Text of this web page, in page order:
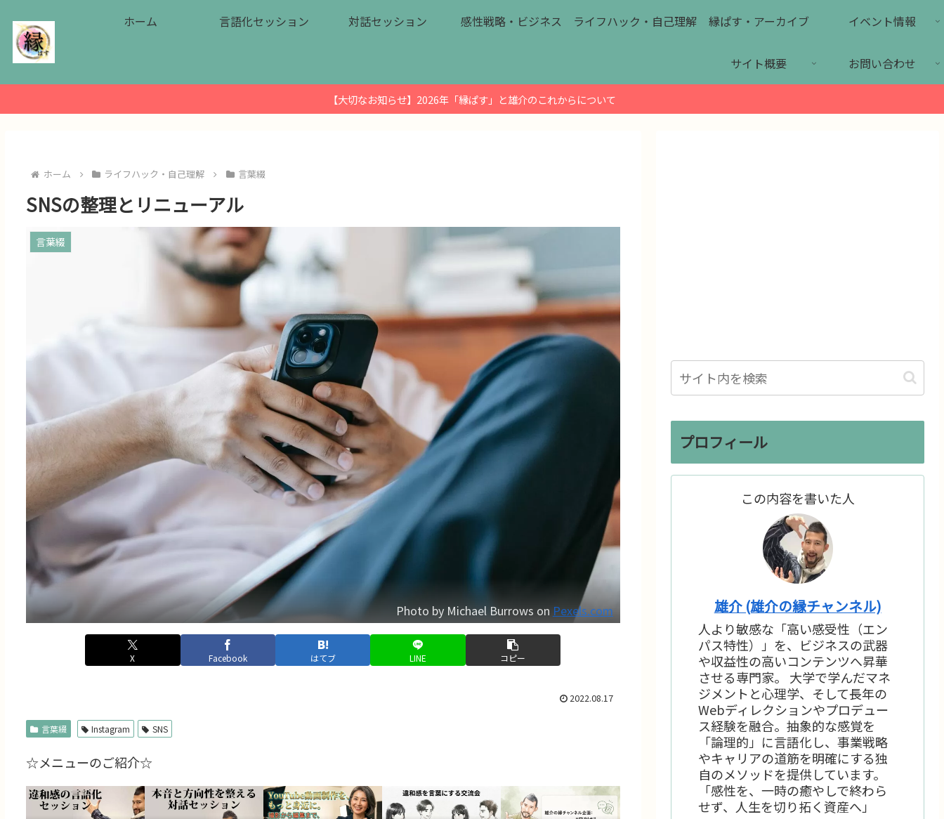
ホーム 言語化セッション 対話セッション 感性戦略・ビジネス ライフハック・自己理解 縁ぱす・アーカイブ イベント情報
サイト概要 お問い合わせ
【大切なお知らせ】2026年「縁ぱす」と雄介のこれからについて
ホーム ライフハック・自己理解 言葉綴
SNSの整理とリニューアル
言葉綴
Photo by Michael Burrows on Pexels.com
X Facebook はてブ LINE コピー
2022.08.17
言葉綴 Instagram SNS
☆メニューのご紹介☆
プロフィール
この内容を書いた人
雄介 (雄介の縁チャンネル)
人より敏感な「高い感受性（エン
パス特性）」を、ビジネスの武器
や収益性の高いコンテンツへ昇華
させる専門家。 大学で学んだマネ
ジメントと心理学、そして長年の
Webディレクションやプロデュー
ス経験を融合。抽象的な感覚を
「論理的」に言語化し、事業戦略
やキャリアの道筋を明確にする独
自のメソッドを提供しています。
「感性を、一時の癒やしで終わら
せず、人生を切り拓く資産へ」